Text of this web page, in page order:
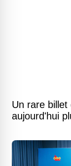
Un rare
aujourd'hui